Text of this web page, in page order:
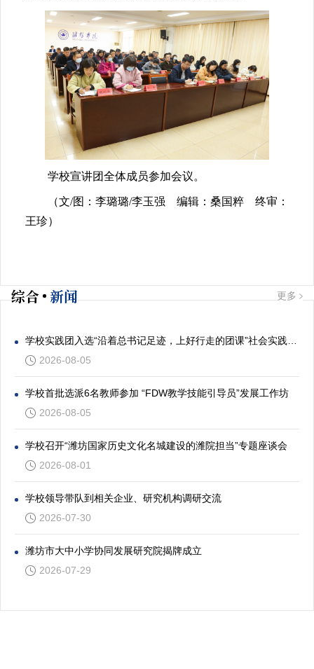
学校宣讲团全体成员参加会议。
（文/图：李璐璐/李玉强 编辑：桑国粹 终审：
王珍）
综合 新闻 更多
学校实践团入选“沿着总书记足迹，上好行走的团课”社会实践专项活动
2026-08-05
学校首批选派6名教师参加 “FDW教学技能引导员”发展工作坊
2026-08-05
学校召开“潍坊国家历史文化名城建设的潍院担当”专题座谈会
2026-08-01
学校领导带队到相关企业、研究机构调研交流
2026-07-30
潍坊市大中小学协同发展研究院揭牌成立
2026-07-29